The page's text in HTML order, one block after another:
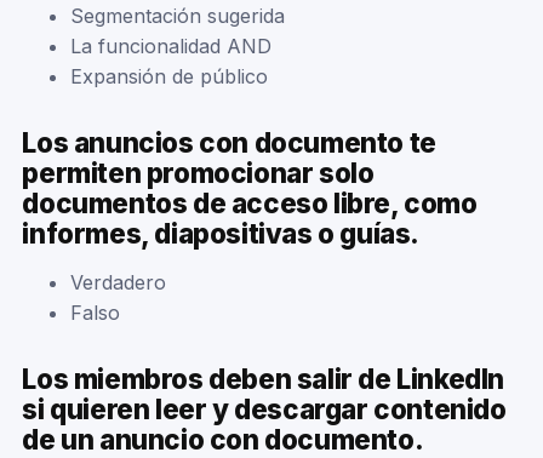
Segmentación sugerida
La funcionalidad AND
Expansión de público
Los anuncios con documento te
permiten promocionar solo
documentos de acceso libre, como
informes, diapositivas o guías.
Verdadero
Falso
Los miembros deben salir de LinkedIn
si quieren leer y descargar contenido
de un anuncio con documento.